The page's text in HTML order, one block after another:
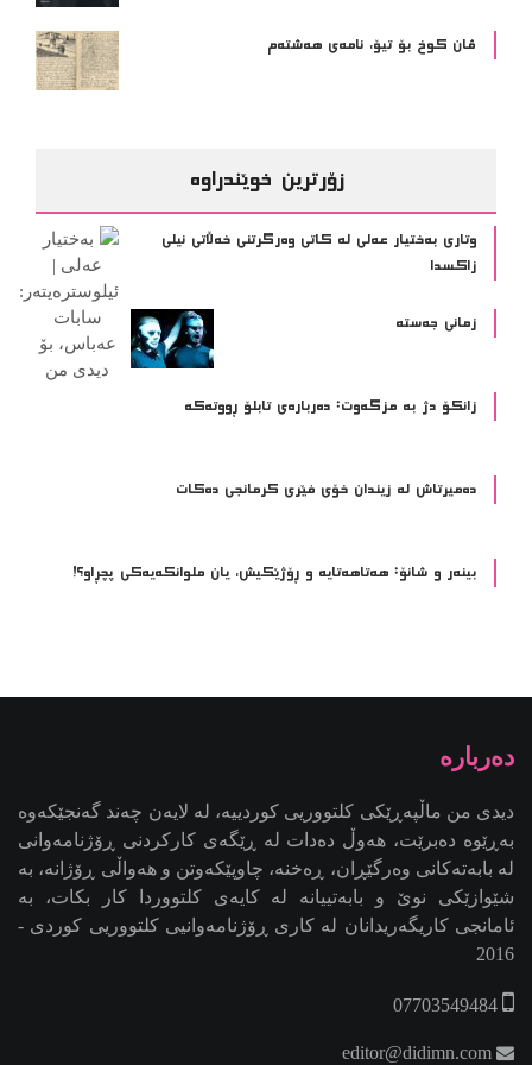
ڤان کوخ بۆ تیۆ، نامەی هەشتەم
زۆرترین خوێندراوە
وتاری بەختیار عەلی لە کاتی وەرگرتنی خەڵاتی نیلی
زاکسدا
زمانی جەستە
زانکۆ دژ بە مزگەوت: دەربارەى تابلۆ ڕووتەکە
ده‌میرتاش له‌ زیندان خۆی فێری كرمانجی ده‌كات
بینەر و شانۆ: هەتاھەتایە و ڕۆژێکیش، یان ملوانکەیەکی پچڕاو؟!
دیدی من ماڵپەڕێکی کلتووریی کوردییە، لە لایەن چەند گەنجێكه‌وه‌
بەڕێوە دەبرێت، هەوڵ دەدات لە ڕێگەی کارکردنی ڕۆژنامەوانی
لە بابەتەکانی وەرگێڕان، ڕەخنە، چاوپێکەوتن و هەواڵی ڕۆژانە، بە
شێوازێکی نوێ و بابەتییانە لە کایەی کلتووردا کار بکات، بە
ئامانجی کاریگەریدانان لە کاری ڕۆژنامەوانیی کلتووریی کوردی -
2016
07703549484
editor@didimn.com